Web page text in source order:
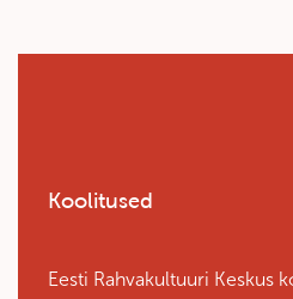
Koolitused
Eesti Rahvakultuuri Keskus